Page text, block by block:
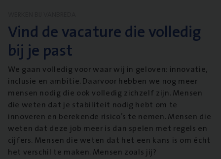
Vind de vacature die volledig
bij je past
We gaan volledig voor waar wij in geloven: innovatie,
inclusie en ambitie. Daarvoor hebben we nog meer
mensen nodig die ook volledig zichzelf zijn. Mensen
die weten dat je stabiliteit nodig hebt om te
innoveren en berekende risico’s te nemen. Mensen die
weten dat deze job meer is dan spelen met regels en
cijfers. Mensen die weten dat het een kans is om écht
het verschil te maken. Mensen zoals jij?